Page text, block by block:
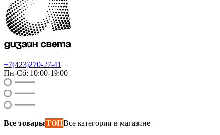
+7(423)270-27-41
Пн-Сб: 10:00-19:00
Все товарыТОПВсе категории в магазине